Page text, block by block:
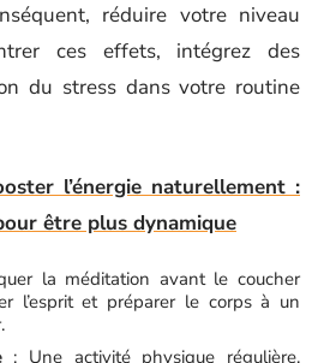
réduire votre niveau
ces effets, intégrez des
du stress dans votre routine
l’énergie naturellement :
être plus dynamique
la méditation avant le coucher
l’esprit et préparer le corps à un
: Une activité physique régulière,